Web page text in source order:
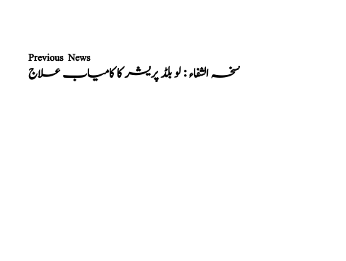
Previous News
نسخہ الشفاء : لو بلڈ پریشر کا کامیاب علاج